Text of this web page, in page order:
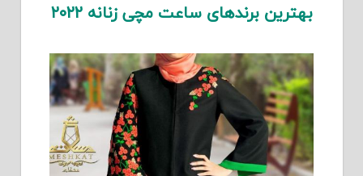
بهترین برندهای ساعت مچی زنانه ۲۰۲۲